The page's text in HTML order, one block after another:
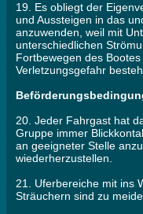
19. Es obliegt der
und Aussteigen in das
anzuwenden, weil mit
unterschiedlichen
Fortbewegen des
Verletzungsgefahr
20. Jeder Fahrgast hat
Gruppe immer
an geeigneter Stelle
wiederherzustellen.
21. Uferbereiche mit ins
Sträuchern sind zu